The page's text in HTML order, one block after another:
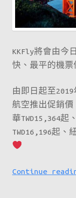
KKFly將會由今
快、最平的機票
由即日起至
航空推出促銷
華TWD15,364起
TWD16,196起、
Continue